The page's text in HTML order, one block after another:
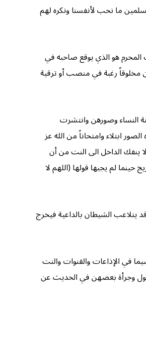
ما نحب لأنفسنا ونكره لهم
هو الذي يوقع صاحبه في
مخلوقاً رغبة في منصب أو ترقية
النساء وصورهن وانتشرت
ابتلاء وامتحاناً من الله عز
ينفك الداخل الى النت من أن
لم يجبها قولها (اللهم لا
يتلاعب الشيطان بالداعية فيخرج
في الإذاعات والقنوات والنت
وجرأة بعضهن في الحديث عن